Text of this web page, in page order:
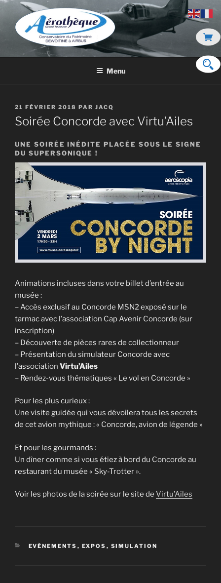
Aller
contenu
principal
DE DEWOITINE À AIRBUS
Menu
PUBLIÉ
LE
21 FÉVRIER 2018 PAR JACQ
Soirée Concorde avec Virtu’Ailes
UNE SOIRÉE INÉDITE PLACÉE SOUS LE SIGNE
DU SUPERSONIQUE !
Animations incluses dans votre billet d’entrée au
musée :
– Accès exclusif au Concorde MSN2 exposé sur le
tarmac avec l’association Cap Avenir Concorde (sur
inscription)
– Découverte de pièces rares de collectionneur
– Présentation du simulateur Concorde avec
l’association Virtu’Ailes
– Rendez-vous thématiques « Le vol en Concorde »
Pour les plus curieux :
Une visite guidée qui vous dévoilera tous les secrets
de cet avion mythique : « Concorde, avion de légende »
Et pour les gourmands :
Un dîner comme si vous étiez à bord du Concorde au
restaurant du musée « Sky-Trotter ».
Voir les photos de la soirée sur le site de Virtu’Ailes
CATÉGORIES
EVÈNEMENTS , EXPOS , SIMULATION